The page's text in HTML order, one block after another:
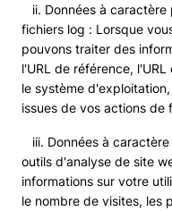
ii. Données à caractère
fichiers log : Lorsque
pouvons traiter des
l'URL de référence,
le système
issues de vos actions de
iii. Données à
outils d'analyse de site
informations sur votre
le nombre de visites, les